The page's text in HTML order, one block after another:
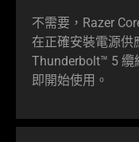
不需要，Razer
在正確安裝電源供
Thunderbolt™ 5 纜
即開始使用 。